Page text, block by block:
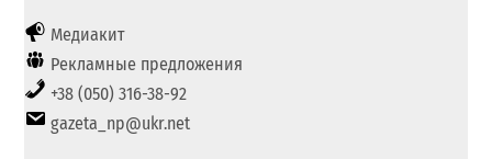
Медиакит
Рекламные предложения
+38 (050) 316-38-92
gazeta_np@ukr.net